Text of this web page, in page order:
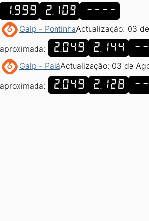
1.999 2.109 ----
Galp - PontinhaActualização: 03
aproximada: 2.049 2.144
Galp - PaiãActualização: 03 de
aproximada: 2.049 2.128